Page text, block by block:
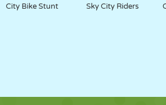
City Bike Stunt Sky City Riders